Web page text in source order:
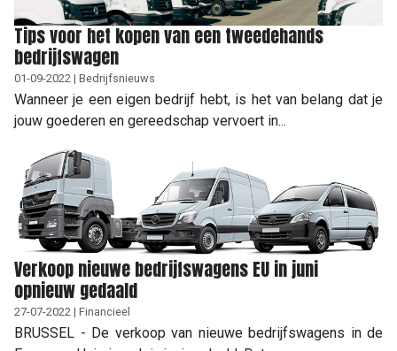
Tips voor het kopen van een tweedehands
bedrijfswagen
01-09-2022 | Bedrijfsnieuws
Wanneer je een eigen bedrijf hebt, is het van belang dat je
jouw goederen en gereedschap vervoert in...
Verkoop nieuwe bedrijfswagens EU in juni
opnieuw gedaald
27-07-2022 | Financieel
BRUSSEL - De verkoop van nieuwe bedrijfswagens in de